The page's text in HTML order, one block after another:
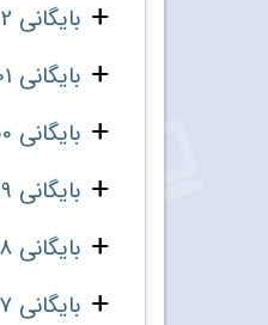
بایگانی 1402
بایگانی 1401
بایگانی 1400
بایگانی 1399
بایگانی 1398
بایگانی 1397